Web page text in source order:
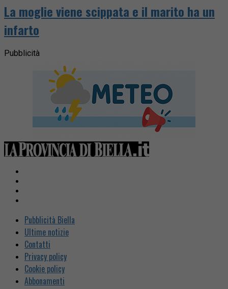
La moglie viene scippata e il marito ha un
infarto
Pubblicità
Pubblicità Biella
Ultime notizie
Contatti
Privacy policy
Cookie policy
Abbonamenti